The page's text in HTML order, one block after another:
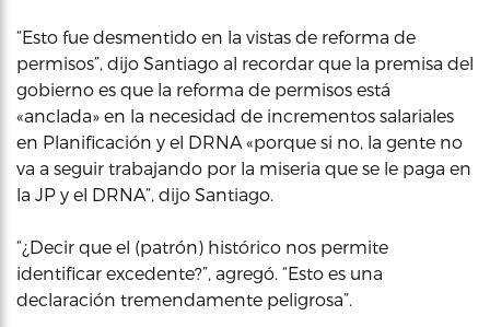
“Esto fue desmentido en la vistas de reforma de
permisos”, dijo Santiago al recordar que la premisa del
gobierno es que la reforma de permisos está
«anclada» en la necesidad de incrementos salariales
en Planificación y el DRNA «porque si no, la gente no
va a seguir trabajando por la miseria que se le paga en
la JP y el DRNA”, dijo Santiago.
“¿Decir que el (patrón) histórico nos permite
identificar excedente?”, agregó. “Esto es una
declaración tremendamente peligrosa”.